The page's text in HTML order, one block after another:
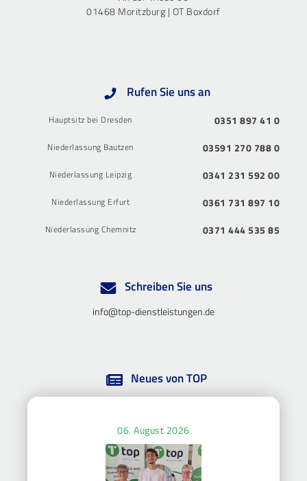
01468 Moritzburg | OT Boxdorf
Rufen Sie uns an
Hauptsitz bei Dresden 0351 897 41 0
Niederlassung Bautzen 03591 270 788 0
Niederlassung Leipzig 0341 231 592 00
Niederlassung Erfurt 0361 731 897 10
Niederlassung Chemnitz 0371 444 535 85
Schreiben Sie uns
info@top-dienstleistungen.de
Neues von TOP
06. August 2026